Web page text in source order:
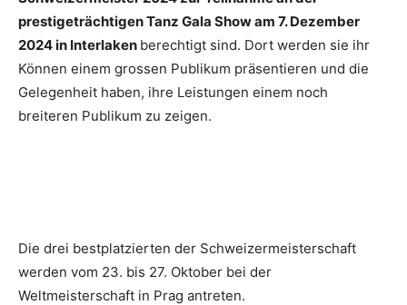
prestigeträchtigen Tanz Gala Show am 7. Dezember
2024 in Interlaken berechtigt sind. Dort werden sie ihr
Können einem grossen Publikum präsentieren und die
Gelegenheit haben, ihre Leistungen einem noch
breiteren Publikum zu zeigen.
Die drei bestplatzierten der Schweizermeisterschaft
werden vom 23. bis 27. Oktober bei der
Weltmeisterschaft in Prag antreten.